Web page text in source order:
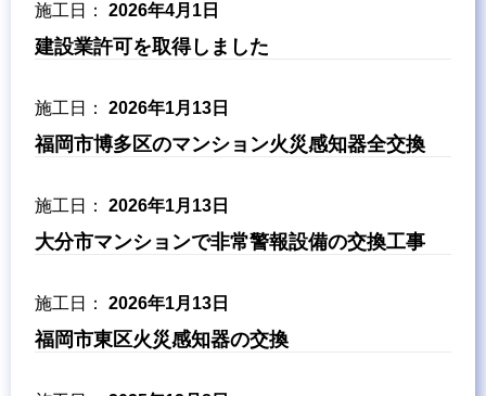
建設業許可を取得しました
2026年4月1日
福岡市博多区のマンション火災感知器全交換
2026年1月13日
大分市マンションで非常警報設備の交換工事
2026年1月13日
福岡市東区火災感知器の交換
2026年1月13日